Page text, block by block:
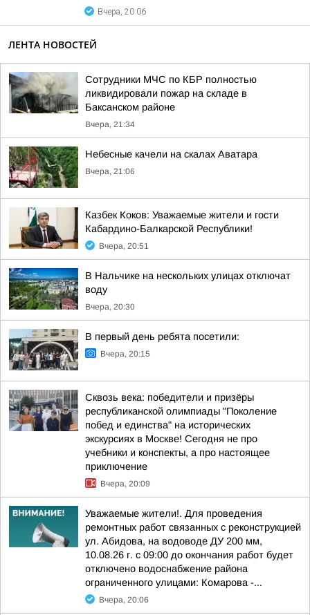
Вчера, 20:06
ЛЕНТА НОВОСТЕЙ
Сотрудники МЧС по КБР полностью
ликвидировали пожар на складе в
Баксанском районе
Вчера, 21:34
Небесные качели на скалах Аватара
Вчера, 21:06
Казбек Коков: Уважаемые жители и гости
Кабардино-Балкарской Республики!
Вчера, 20:51
В Нальчике на нескольких улицах отключат
воду
Вчера, 20:30
В первый день ребята посетили:
Вчера, 20:15
Сквозь века: победители и призёры
республиканской олимпиады "Поколение
побед и единства" на исторических
экскурсиях в Москве! Сегодня не про
учебники и конспекты, а про настоящее
приключение
Вчера, 20:09
Уважаемые жители!. Для проведения
ремонтных работ связанных с реконструкцией
ул. Абидова, на водоводе ДУ 200 мм,
10.08.26 г. с 09:00 до окончания работ будет
отключено водоснабжение района
ограниченного улицами: Комарова -...
Вчера, 20:06